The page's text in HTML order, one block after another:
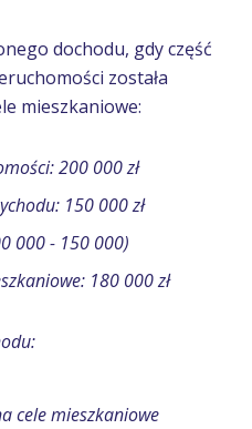
dochodu, gdy część
została
mieszkaniowe:
200 000 zł
150 000 zł
000 - 150 000)
180 000 zł
cele mieszkaniowe